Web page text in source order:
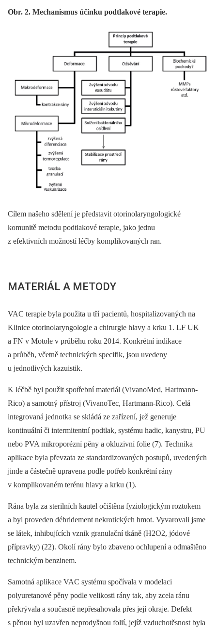
Obr. 2. Mechanismus účinku podtlakové terapie.
Cílem našeho sdělení je představit otorinolaryngologické
komunitě metodu podtlakové terapie, jako jednu
z efektivních možností léčby komplikovaných ran.
MATERIÁL A METODY
VAC terapie byla použita u tří pacientů, hospitalizovaných na
Klinice otorinolaryngologie a chirurgie hlavy a krku 1. LF UK
a FN v Motole v průběhu roku 2014. Konkrétní indikace
a průběh, včetně technických specifik, jsou uvedeny
u jednotlivých kazuistik.
K léčbě byl použit spotřební materiál (VivanoMed, Hartmann-
Rico) a samotný přístroj (VivanoTec, Hartmann-Rico). Celá
integrovaná jednotka se skládá ze zařízení, jež generuje
kontinuální či intermitentní podtlak, systému hadic, kanystru, PU
nebo PVA mikroporézní pěny a okluzivní folie (7). Technika
aplikace byla převzata ze standardizovaných postupů, uvedených
jinde a částečně upravena podle potřeb konkrétní rány
v komplikovaném terénu hlavy a krku (1).
Rána byla za sterilních kautel očištěna fyziologickým roztokem
a byl proveden débridement nekrotických hmot. Vyvarovali jsme
se látek, inhibujících vznik granulační tkáně (H2O2, jódové
přípravky) (22). Okolí rány bylo zbaveno ochlupení a odmaštěno
technickým benzinem.
Samotná aplikace VAC systému spočívala v modelaci
polyuretanové pěny podle velikosti rány tak, aby zcela ránu
překrývala a současně nepřesahovala přes její okraje. Defekt
s pěnou byl uzavřen neprodyšnou folií, jejíž vzduchotěsnost byla